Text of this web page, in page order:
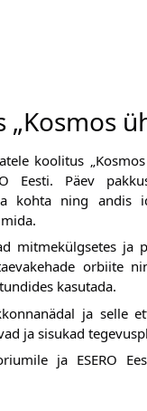
koolitus
Eesti. Päev
kohta ning andis
mitmekülgsetes ja
orbiite
kasutada.
ja selle
ja sisukad
ja ESERO